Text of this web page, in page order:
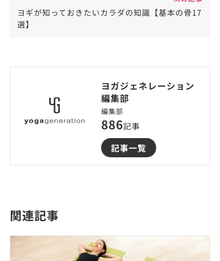
ヨギが知っておきたいカラダの知識【基本の骨17
選】
ヨガジェネレーション
編集部
編集部
886記事
記事一覧
関連記事